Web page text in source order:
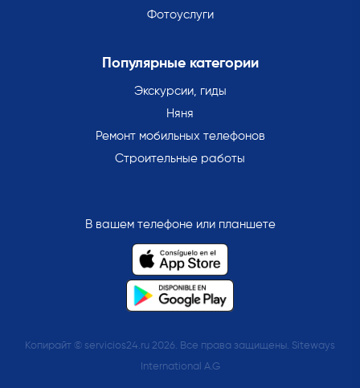
Фотоуслуги
Популярные категории
Экскурсии, гиды
Няня
Ремонт мобильных телефонов
Строительные работы
В вашем телефоне или планшете
Копирайт © servicios24.ru 2026. Все права защищены. Siteways
International A.G